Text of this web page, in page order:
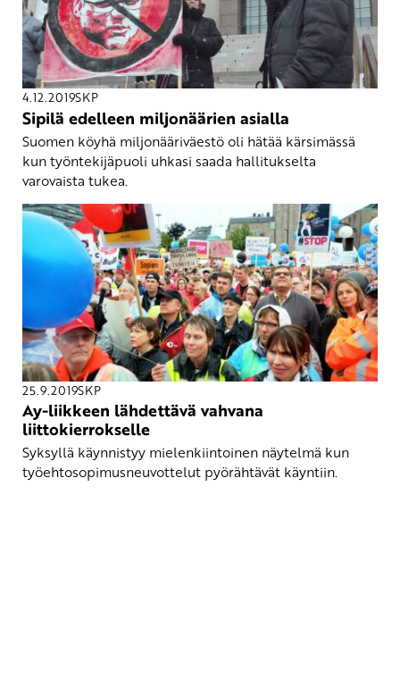
4.12.2019SKP
Sipilä edelleen miljonäärien asialla
Suomen köyhä miljonääriväestö oli hätää kärsimässä
kun työntekijäpuoli uhkasi saada hallitukselta
varovaista tukea.
25.9.2019SKP
Ay-liikkeen lähdettävä vahvana
liittokierrokselle
Syksyllä käynnistyy mielenkiintoinen näytelmä kun
työehtosopimusneuvottelut pyörähtävät käyntiin.